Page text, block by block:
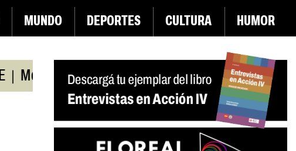
MUNDO DEPORTES CULTURA HUMOR
Morosidad en jóvenes precarizados | Cae la actividad en